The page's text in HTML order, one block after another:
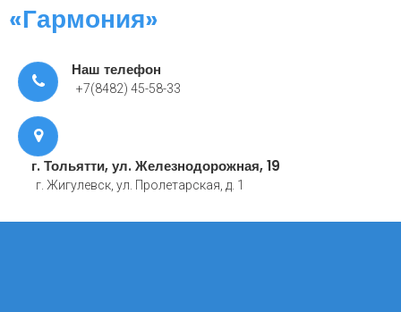
«Гармония»
Наш телефон
+7(8482) 45-58-33
г. Тольятти, ул. Железнодорожная, 19
г. Жигулевск, ул. Пролетарская, д. 1